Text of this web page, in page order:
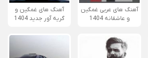
آهنگ های عربی غمگین
و عاشقانه 1404
آهنگ های غمگین و
گریه آور جدید 1404